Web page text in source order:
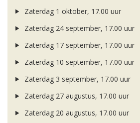
Zaterdag 1 oktober, 17.00 uur
Zaterdag 24 september, 17.00 uur
Zaterdag 17 september, 17.00 uur
Zaterdag 10 september, 17.00 uur
Zaterdag 3 september, 17.00 uur
Zaterdag 27 augustus, 17.00 uur
Zaterdag 20 augustus, 17.00 uur